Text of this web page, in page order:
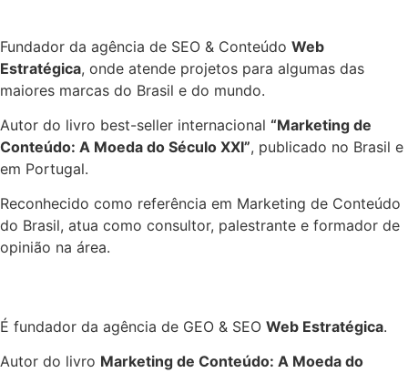
Fundador da agência de SEO & Conteúdo Web
Estratégica, onde atende projetos para algumas das
maiores marcas do Brasil e do mundo.
Autor do livro best-seller internacional “Marketing de
Conteúdo: A Moeda do Século XXI”, publicado no Brasil e
em Portugal.
Reconhecido como referência em Marketing de Conteúdo
do Brasil, atua como consultor, palestrante e formador de
opinião na área.
É fundador da agência de GEO & SEO Web Estratégica.
Autor do livro Marketing de Conteúdo: A Moeda do